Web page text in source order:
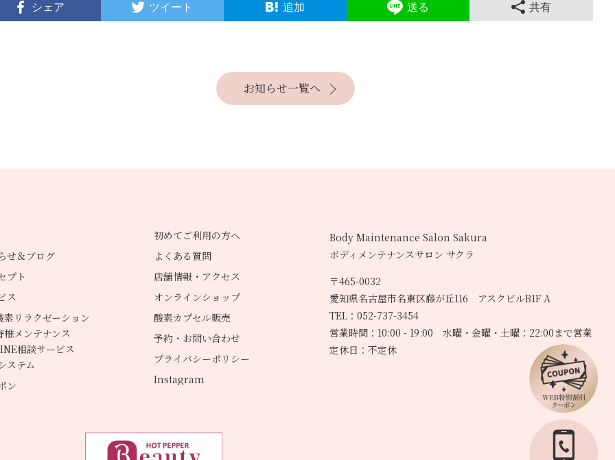
シェア ツイート 追加 送る 共有
お知らせ一覧へ
せ＆ブログ
プト
ス
素リラクゼーション
椎メンテナンス
相談サービス
ステム
ン
初めてご利用の方へ
よくある質問
店舗情報・アクセス
オンラインショップ
酸素カプセル販売
予約・お問い合わせ
プライバシーポリシー
Instagram
Body Maintenance Salon Sakura
ボディメンテナンスサロン サクラ
〒465-0032
愛知県名古屋市名東区藤が丘116 アスクビルB1F A
TEL：052-737-3454
営業時間：10:00 - 19:00 水曜・金曜・土曜：22:00まで営業
定休日：不定休